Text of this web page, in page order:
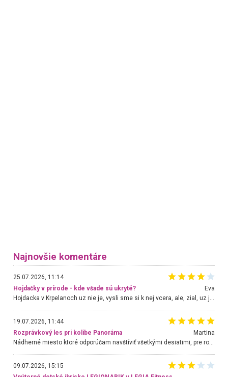
Najnovšie komentáre
25.07.2026, 11:14
Hojdačky v prírode - kde všade sú ukryté?
Eva
Hojdacka v Krpelanoch uz nie je, vysli sme si k nej vcera, ale, zial, uz je znicena. Ak sem planujete cestu len kvoli hojdacke, mozete si ju usetrit. Krasny vyhlad je tu vsak aj bez hojdacky :-)
19.07.2026, 11:44
Rozprávkový les pri kolibe Panoráma
Martina
Nádherné miesto ktoré odporúčam navštíviť všetkými desiatimi, pre rodiny s deťmi, dôchodcom... Proste a jednoducho ozaj rozprávkový les.. určite ešte prídeme. Odniesli sme si na pamiatku krásne tričká,
09.07.2026, 15:15